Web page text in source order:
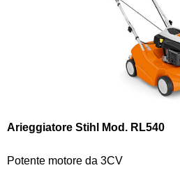
Arieggiatore Stihl Mod. RL540
Potente motore da 3CV